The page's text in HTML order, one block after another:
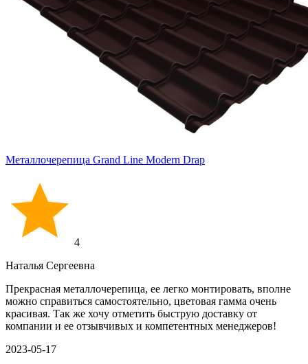
Металлочерепица Grand Line Modern Drap
4
Наталья Сергеевна
Прекрасная металлочерепица, ее легко монтировать, вполне
можно справиться самостоятельно, цветовая гамма очень
красивая. Так же хочу отметить быструю доставку от
компании и ее отзывчивых и компетентных менеджеров!
2023-05-17